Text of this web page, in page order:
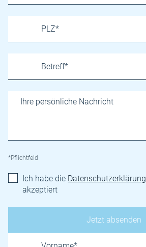
*Pflichtfeld
Ich habe die Datenschutzerklärung
akzeptiert